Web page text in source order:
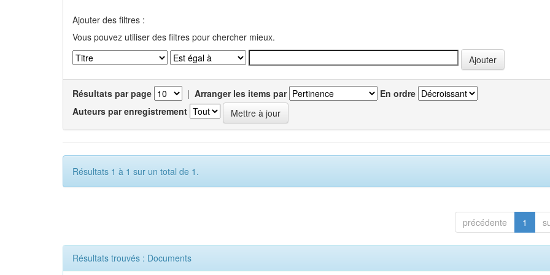
Ajouter des filtres :
Vous pouvez utiliser des filtres pour chercher mieux.
Résultats par page | Arranger les items par
En ordre
Auteurs par enregistrement
Résultats 1 à 1 sur un total de 1.
précédente 1
Résultats trouvés : Documents